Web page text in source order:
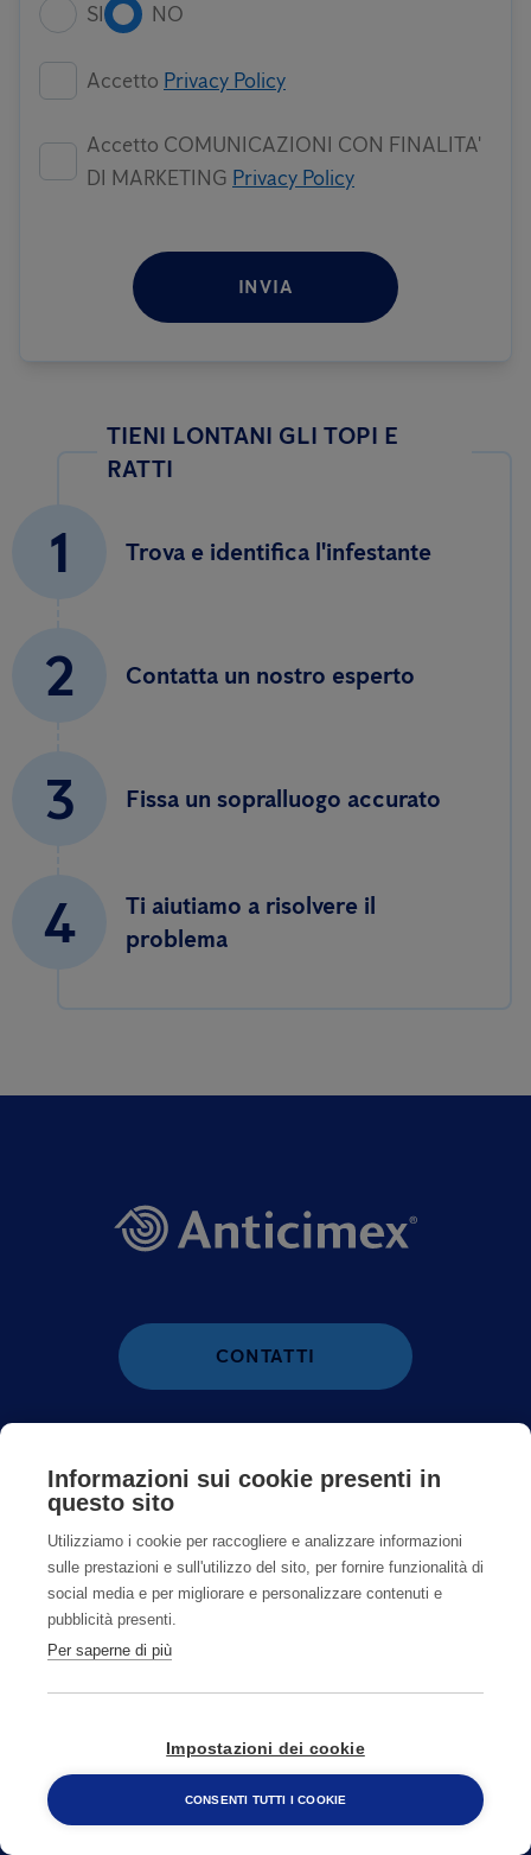
SI NO
Accetto Privacy Policy
Accetto COMUNICAZIONI CON FINALITA'
DI MARKETING Privacy Policy
INVIA
TIENI LONTANI GLI TOPI E
RATTI
1 Trova e identifica l'infestante
2 Contatta un nostro esperto
3 Fissa un sopralluogo accurato
4
Ti aiutiamo a risolvere il
problema
CONTATTI
CAMBIA PAESE
800 482 320
Informazioni sui cookie presenti in
questo sito
Utilizziamo i cookie per raccogliere e analizzare informazioni
sulle prestazioni e sull'utilizzo del sito, per fornire funzionalità di
social media e per migliorare e personalizzare contenuti e
pubblicità presenti.
Per saperne di più
Impostazioni dei cookie
CONSENTI TUTTI I COOKIE